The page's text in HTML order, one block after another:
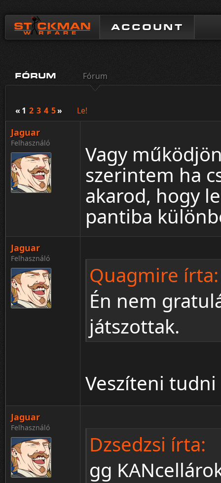
ACCOUNT
FÓRUM Fórum
« 1 2 3 4 5» Le!
Jaguar
Felhasználó
Vagy
szerintem ha
akarod, hogy
pantiba
Jaguar
Felhasználó
Quagmire írta:
Én nem
játszottak.
Veszíteni
Jaguar
Felhasználó
Dzsedzsi írta:
gg